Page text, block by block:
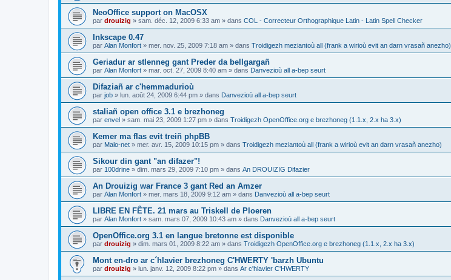
NeoOffice support on MacOSX
par drouizig » sam. déc. 12, 2009 6:33 am » dans COL - Correcteur Orthographique Latin - Latin Spell Checker
Inkscape 0.47
par Alan Monfort » mer. nov. 25, 2009 7:18 am » dans Troidigezh meziantoù all (frank a wirioù evit an darn vrasañ anezho)
Geriadur ar stlenneg gant Preder da bellgargañ
par Alan Monfort » mar. oct. 27, 2009 8:40 am » dans Danvezioù all a-bep seurt
Difaziañ ar c'hemmadurioù
par job » lun. août 24, 2009 6:44 pm » dans Danvezioù all a-bep seurt
staliañ open office 3.1 e brezhoneg
par envel » sam. mai 23, 2009 1:27 pm » dans Troidigezh OpenOffice.org e brezhoneg (1.1.x, 2.x ha 3.x)
Kemer ma flas evit treiñ phpBB
par Malo-net » mer. avr. 15, 2009 10:15 pm » dans Troidigezh meziantoù all (frank a wirioù evit an darn vrasañ anezho)
Sikour din gant "an difazer"!
par 100drine » dim. mars 29, 2009 7:10 pm » dans An DROUIZIG Difazier
An Drouizig war France 3 gant Red an Amzer
par Alan Monfort » mer. mars 18, 2009 9:12 am » dans Danvezioù all a-bep seurt
LIBRE EN FÊTE. 21 mars au Triskell de Ploeren
par Alan Monfort » sam. mars 07, 2009 10:43 am » dans Danvezioù all a-bep seurt
OpenOffice.org 3.1 en langue bretonne est disponible
par drouizig » dim. mars 01, 2009 8:22 am » dans Troidigezh OpenOffice.org e brezhoneg (1.1.x, 2.x ha 3.x)
Mont en-dro ar c´hlavier brezhoneg C'HWERTY 'barzh Ubuntu
par drouizig » lun. janv. 12, 2009 8:22 pm » dans Ar c'hlavier C'HWERTY